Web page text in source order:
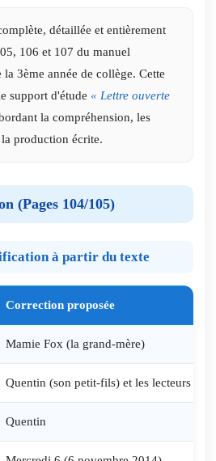
détaillée et entièrement
106 et 107 du manuel
la 3ème année de collège. Cette
support d'étude « Lettre ouverte
la compréhension, les
production écrite.
(Pages 104/105)
à partir du texte
Correction proposée
Mamie Fox (la grand-mère)
Quentin (son petit-fils) et les lecteurs
Quentin